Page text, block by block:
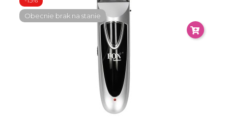
Obecnie brak na stanie